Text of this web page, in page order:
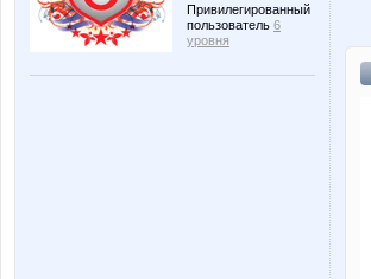
Привилегированный
пользователь 6
уровня